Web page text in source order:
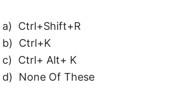
a) Ctrl+Shift+R
b) Ctrl+K
c) Ctrl+ Alt+ K
d) None Of These